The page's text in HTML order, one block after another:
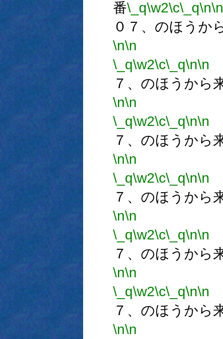
番\_q\w2\c\_q\n\n
０７、のほうか
\n\n
\_q\w2\c\_q\n\n
７、のほうから
\n\n
\_q\w2\c\_q\n\n
７、のほうから
\n\n
\_q\w2\c\_q\n\n
７、のほうから
\n\n
\_q\w2\c\_q\n\n
７、のほうから
\n\n
\_q\w2\c\_q\n\n
７、のほうから
\n\n